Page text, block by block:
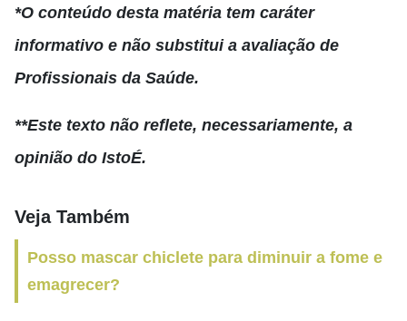
*O conteúdo desta matéria tem caráter
informativo e não substitui a avaliação de
Profissionais da Saúde.
**Este texto não reflete, necessariamente, a
opinião do IstoÉ.
Veja Também
Posso mascar chiclete para diminuir a fome e
emagrecer?